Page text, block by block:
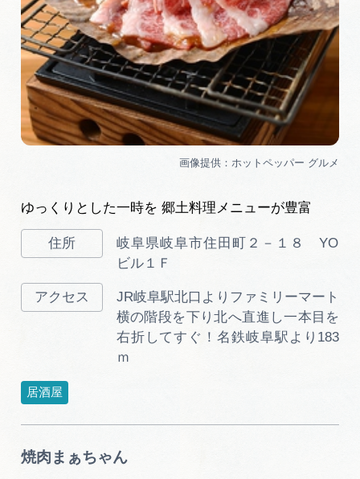
ゆっくりとした一時を 郷土料理メニューが豊富
岐阜県岐阜市住田町２－１８ YO
ビル１Ｆ
JR岐阜駅北口よりファミリーマート
横の階段を下り北へ直進し一本目を
右折してすぐ！名鉄岐阜駅より183
ｍ
居酒屋
焼肉まぁちゃん